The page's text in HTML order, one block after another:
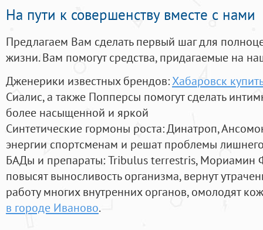
На пути к совершенству вместе с нами
Предлагаем Вам сделать первый шаг для
жизни. Вам помогут средства, придагаемые на
Дженерики известных брендов:Хабаровск
Сиалис, а также Попперсы помогут сделать
более насыщенной и яркой
Синтетические гормоны роста: Динатроп,
энергии спортсменам и решат проблемы
БАДы и препараты:Tribulus terrestris, Мориамин
повысят выносливость организма, вернут
работу многих внутренних органов, омолодят
в городе Иваново.